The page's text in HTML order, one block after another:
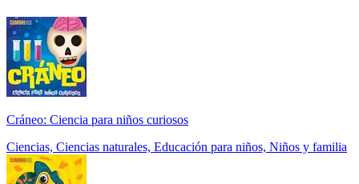
Cráneo: Ciencia para niños curiosos
Ciencias, Ciencias naturales, Educación para niños, Niños y familia